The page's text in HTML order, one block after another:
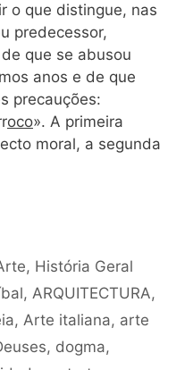
o que distingue, nas
predecessor,
que se abusou
anos e de que
precauções:
oco». A primeira
moral, a segunda
, História Geral
, ARQUITECTURA,
, Arte italiana, arte
, dogma,